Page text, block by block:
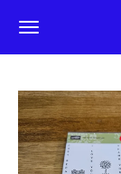
Ga
direct
de
hoofdinhoud